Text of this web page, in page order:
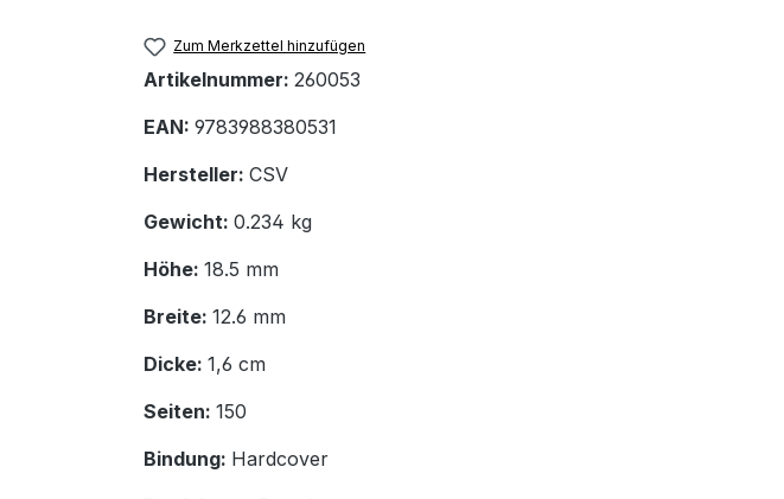
Zum Merkzettel hinzufügen
Artikelnummer: 260053
EAN: 9783988380531
Hersteller: CSV
Gewicht: 0.234 kg
Höhe: 18.5 mm
Breite: 12.6 mm
Dicke: 1,6 cm
Seiten: 150
Bindung: Hardcover